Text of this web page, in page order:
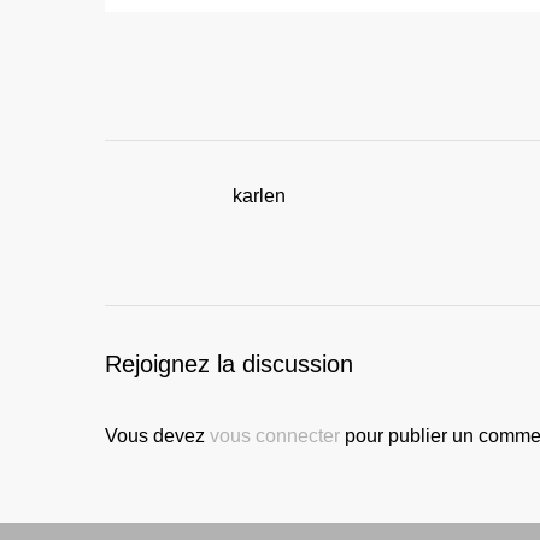
karlen
Rejoignez la discussion
Vous devez vous connecter pour publier un